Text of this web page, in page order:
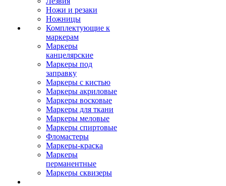
Ножи и резаки
Ножницы
Комплектующие к
маркерам
Маркеры
канцелярские
Маркеры под
заправку
Маркеры с кистью
Маркеры акриловые
Маркеры восковые
Маркеры для ткани
Маркеры меловые
Маркеры спиртовые
Фломастеры
Маркеры-краска
Маркеры
перманентные
Маркеры сквизеры